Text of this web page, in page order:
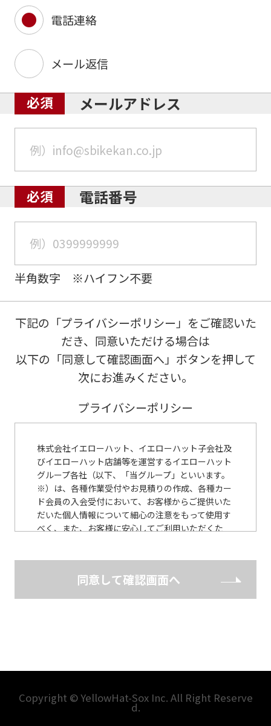
電話連絡
メール返信
メールアドレス
電話番号
半角数字 ※ハイフン不要
下記の「プライバシーポリシー」をご確認いた
だき、同意いただける場合は
以下の「同意して確認画面へ」ボタンを押して
次にお進みください。
プライバシーポリシー
株式会社イエローハット、イエローハット子会社及
びイエローハット店舗等を運営するイエローハット
グループ各社（以下、「当グループ」といいます。
※）は、各種作業受付やお見積りの作成、各種カー
ド会員の入会受付において、お客様からご提供いた
だいた個人情報について細心の注意をもって使用す
べく、また、お客様に安心してご利用いただくた
個人情報保護に関する基本方針
を適正に取扱うとともに、安全管理について適切な
当グループは、個人情報の取扱いが適正に行われる
ように従業者への教育・指導を徹底し、適正な取扱
同意して確認画面へ
Copyright © YellowHat-Sox Inc. All Right Reserve
d.